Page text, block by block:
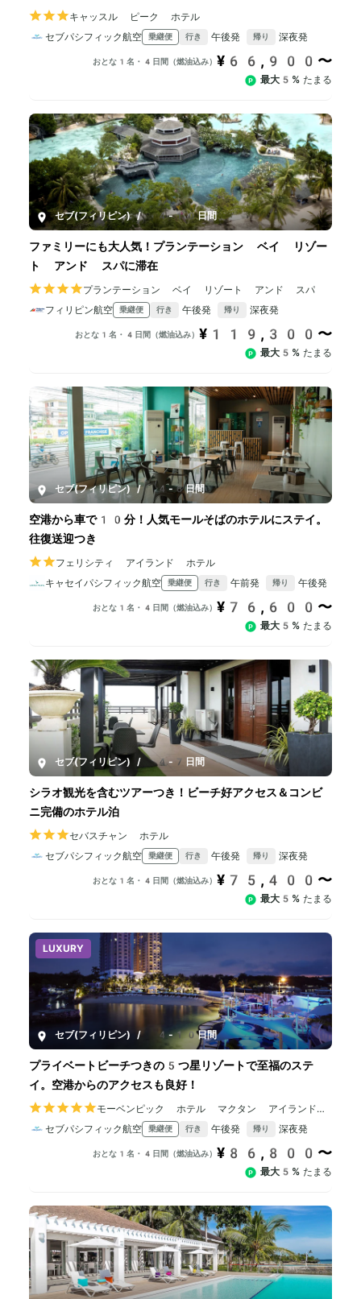
キャッスル ピーク ホテル
セブパシフィック航空
乗継便 行き 午後発 帰り 深夜発
おとな1名・4日間（燃油込み） ¥66,900〜
最大5% たまる
セブ(フィリピン) / 4-10日間
ファミリーにも大人気！プランテーション ベイ リゾー
ト アンド スパに滞在
プランテーション ベイ リゾート アンド スパ
フィリピン航空
乗継便 行き 午後発 帰り 深夜発
おとな1名・4日間（燃油込み） ¥119,300〜
最大5% たまる
セブ(フィリピン) / 4-6日間
空港から車で10分！人気モールそばのホテルにステイ。
往復送迎つき
フェリシティ アイランド ホテル
キャセイパシフィック航空
乗継便 行き 午前発 帰り 午後発
おとな1名・4日間（燃油込み） ¥76,600〜
最大5% たまる
セブ(フィリピン) / 4-7日間
シラオ観光を含むツアーつき！ビーチ好アクセス＆コンビ
ニ完備のホテル泊
セバスチャン ホテル
セブパシフィック航空
乗継便 行き 午後発 帰り 深夜発
おとな1名・4日間（燃油込み） ¥75,400〜
最大5% たまる
LUXURY
セブ(フィリピン) / 4-10日間
プライベートビーチつきの5つ星リゾートで至福のステ
イ。空港からのアクセスも良好！
モーベンピック ホテル マクタン アイランド
セブパシフィック航空 乗継便 行き 午後発 帰り 深夜発
おとな1名・4日間（燃油込み） ¥86,800〜
最大5% たまる